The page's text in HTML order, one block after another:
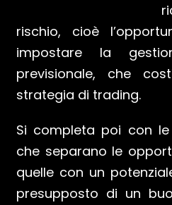
rischio, cioè
impostare la
previsionale, che
strategia di trading.
Si completa poi con
che separano le
quelle con un
presupposto di un